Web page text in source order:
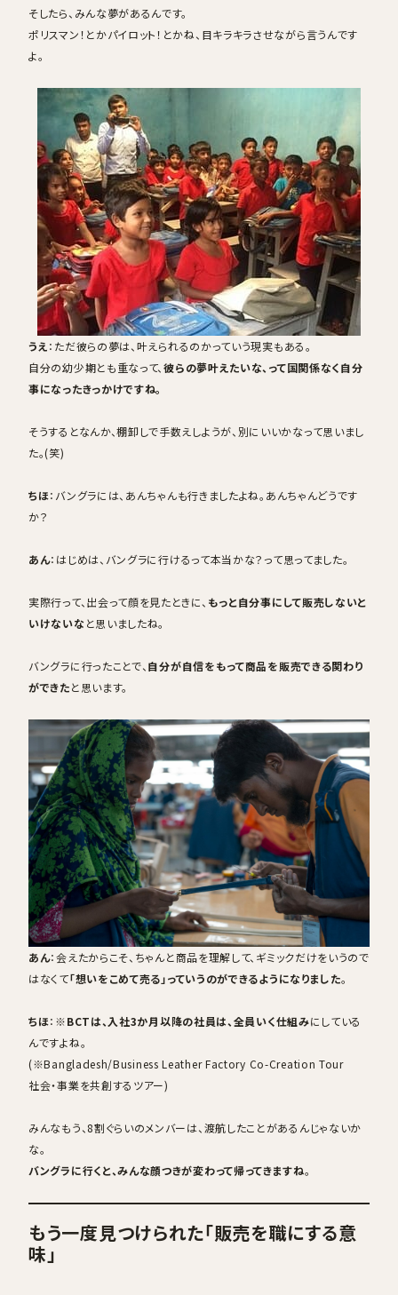
そしたら、みんな夢があるんです。
ポリスマン！とかパイロット！とかね、目キラキラさせながら言うんです
よ。
うえ ：ただ彼らの夢は、叶えられるのかっていう現実もある。
自分の幼少期とも重なって、彼らの夢叶えたいな、って国関係なく自分
事になったきっかけですね。
そうするとなんか、棚卸しで手数えしようが、別にいいかなって思いまし
た。(笑)
ちほ：バングラには、あんちゃんも行きましたよね。あんちゃんどうです
か？
あん：はじめは、バングラに行けるって本当かな？って思ってました。
実際行って、出会って顔を見たときに、 もっと自分事にして販売しないと
いけないな と思いましたね。
バングラに行ったことで、 自分が自信をもって商品を販売できる関わり
ができたと思います。
あん：会えたからこそ、ちゃんと商品を理解して、ギミックだけをいうので
はなくて「想いをこめて売る」っていうのができるようになりました。
ちほ：※BCTは、入社3か月以降の社員は、全員いく仕組みにしている
んですよね。
(※Bangladesh/Business Leather Factory Co-Creation Tour
社会・事業を共創するツアー)
みんなもう、8割ぐらいのメンバーは、渡航したことがあるんじゃないか
な。
バングラに行くと、みんな顔つきが変わって帰ってきますね。
もう一度見つけられた「販売を職にする意
味」